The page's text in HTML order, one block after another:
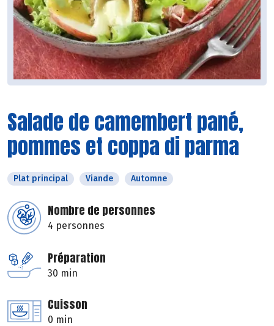
Salade de camembert pané,
pommes et coppa di parma
Plat principal Viande Automne
Nombre de personnes
4 personnes
Préparation
30 min
Cuisson
0 min